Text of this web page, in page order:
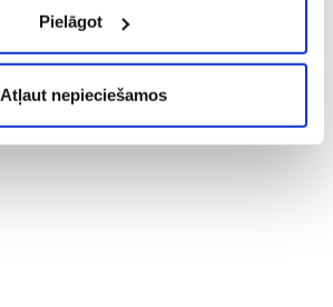
Pielāgot
Atļaut nepieciešamos